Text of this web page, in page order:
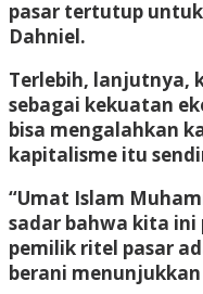
pasar tertutup
Dahniel.
Terlebih, lanjutnya,
sebagai kekuatan
bisa mengalahkan
kapitalisme itu
“Umat Islam
sadar bahwa kita ini
pemilik ritel pasar
berani